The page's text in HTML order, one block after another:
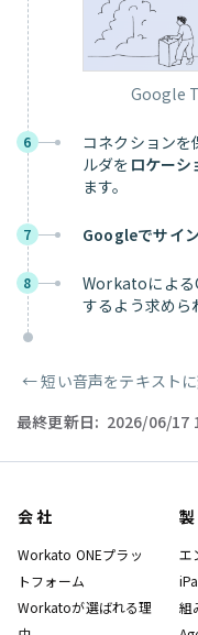
Google
6
コネクション
ルダを ロケーシ
ます。
7 Googleでサイ
8
Workatoによる
するよう求めら
ページャー
←短い音声をテキスト
最終更新日: 2026/06/17
会社
Workato ONEプラッ
トフォーム
Workatoが選ばれる理
エ
組